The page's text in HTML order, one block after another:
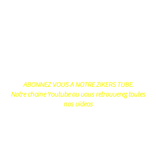
ABONNEZ VOUS A NOTRE ZIKERS TUBE.
Notre chaine Youtube ou vous retrouverez toutes
nos videos